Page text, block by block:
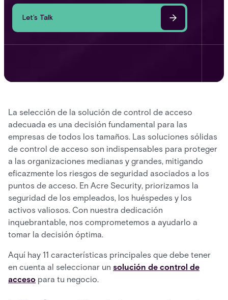
Let’s Talk
La selección de la solución de control de acceso
adecuada es una decisión fundamental para las
empresas de todos los tamaños. Las soluciones sólidas
de control de acceso son indispensables para proteger
a las organizaciones medianas y grandes, mitigando
eficazmente los riesgos de seguridad asociados a los
puntos de acceso. En Acre Security, priorizamos la
seguridad de los empleados, los huéspedes y los
activos valiosos. Con nuestra dedicación
inquebrantable, nos comprometemos a ayudarlo a
tomar la decisión óptima.
Aquí hay 11 características principales que debe tener
en cuenta al seleccionar un solución de control de
acceso para tu negocio.